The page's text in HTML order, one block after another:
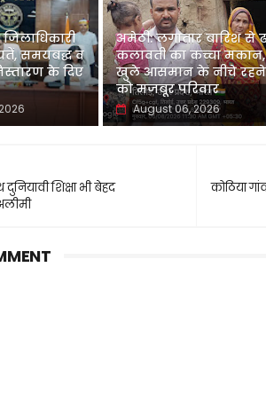
समयबद्ध व
के दिए
अमेठी: लगातार बारिश से
कलावती का कच्चा मकान,
खुले आसमान के नीचे रहने
को मजबूर परिवार
August 06, 2026
कोठिया
शिक्षा भी बेहद